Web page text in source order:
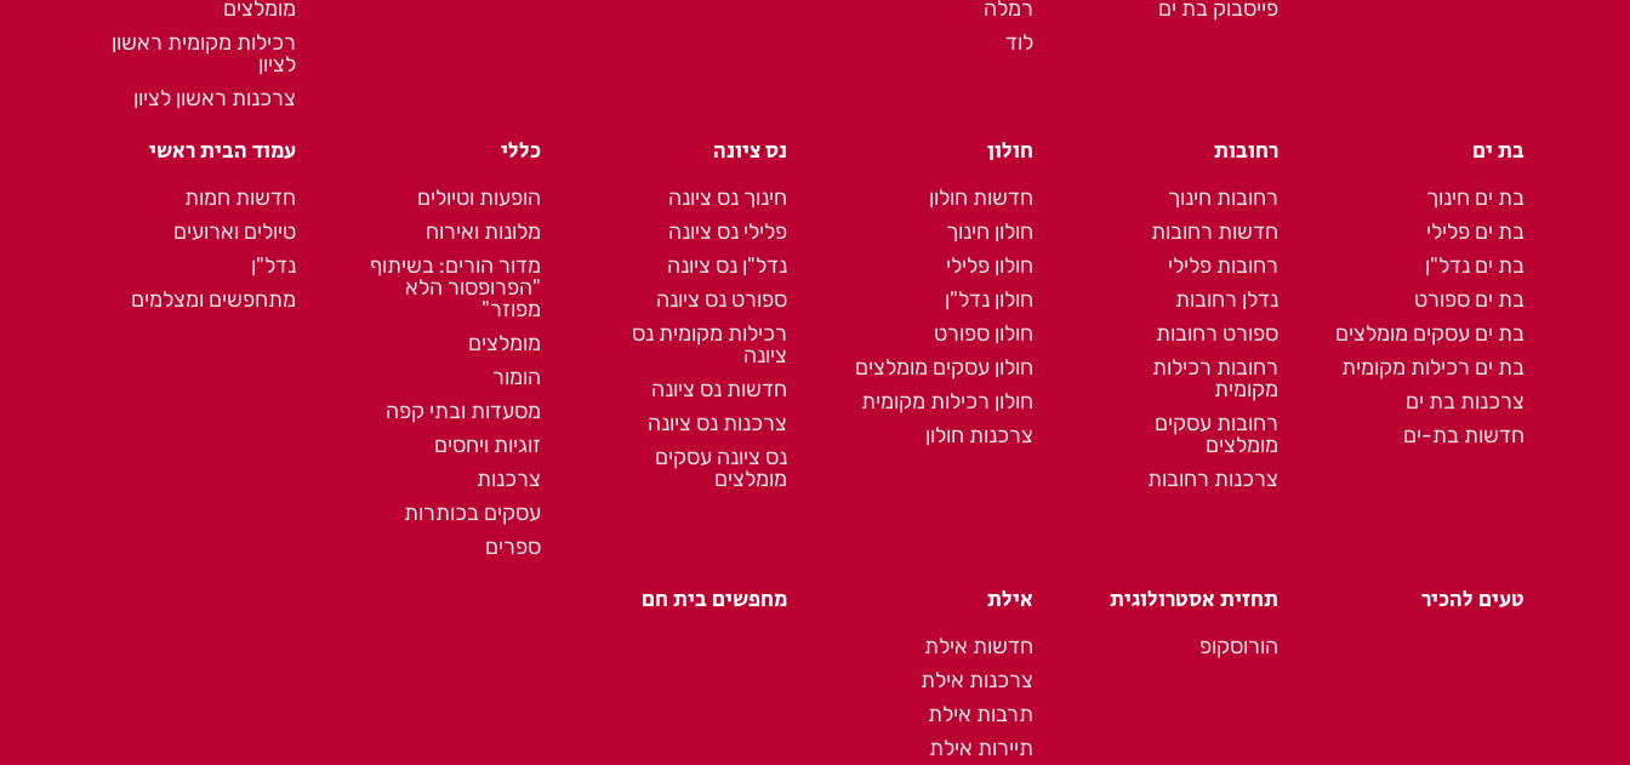
פייסבוק בת ים
רמלה
לוד
מומלצים
רכילות מקומית ראשון
לציון
צרכנות ראשון לציון
בת ים
בת ים חינוך
בת ים פלילי
בת ים נדל"ן
בת ים ספורט
בת ים עסקים מומלצים
בת ים רכילות מקומית
צרכנות בת ים
חדשות בת-ים
רחובות
רחובות חינוך
חדשות רחובות
רחובות פלילי
נדלן רחובות
ספורט רחובות
רחובות רכילות
מקומית
רחובות עסקים
מומלצים
צרכנות רחובות
חולון
חדשות חולון
חולון חינוך
חולון פלילי
חולון נדל"ן
חולון ספורט
חולון עסקים מומלצים
חולון רכילות מקומית
צרכנות חולון
נס ציונה
חינוך נס ציונה
פלילי נס ציונה
נדל"ן נס ציונה
ספורט נס ציונה
רכילות מקומית נס
ציונה
חדשות נס ציונה
צרכנות נס ציונה
נס ציונה עסקים
מומלצים
כללי
הופעות וטיולים
מלונות ואירוח
מדור הורים: בשיתוף
"הפרופסור הלא
מפוזר"
מומלצים
הומור
מסעדות ובתי קפה
זוגיות ויחסים
צרכנות
עסקים בכותרות
ספרים
עמוד הבית ראשי
חדשות חמות
טיולים וארועים
נדל"ן
מתחפשים ומצלמים
טעים להכיר תחזית אסטרולוגית
הורוסקופ
אילת
חדשות אילת
צרכנות אילת
תרבות אילת
תיירות אילת
מחפשים בית חם